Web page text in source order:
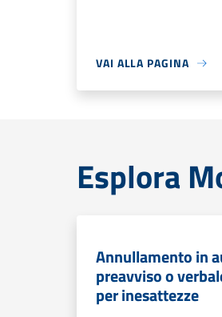
VAI ALLA PAGINA
Esplora
Annullamento in
preavviso o
per inesattezze